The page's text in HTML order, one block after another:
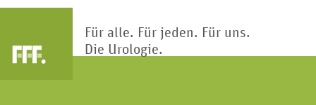
Für alle. Für jeden. Für uns.
Die Urologie.